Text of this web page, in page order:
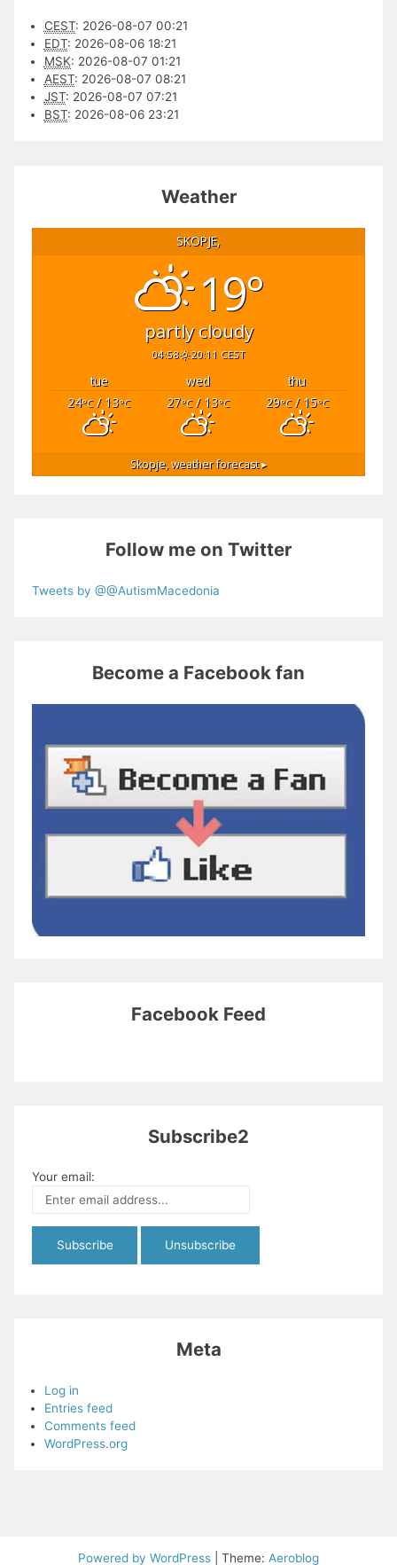
CEST: 2026-08-07 00:21
EDT: 2026-08-06 18:21
MSK: 2026-08-07 01:21
AEST: 2026-08-07 08:21
JST: 2026-08-07 07:21
BST: 2026-08-06 23:21
Weather
SKOPJE,
19°
partly cloudy
04:58 20:11 CEST
tue wed
thu
24°C/ 13°C 27°C/ 13°C 29°C/ 15°C
Skopje,weather forecast ▸
Follow me on Twitter
Tweets by @@AutismMacedonia
Become a Facebook fan
Facebook Feed
Subscribe2
Your email:
Meta
Log in
Entries feed
Comments feed
WordPress.org
Powered by WordPress Theme: Aeroblog